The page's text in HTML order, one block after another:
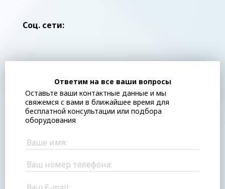
Соц. сети:
Ответим на все ваши вопросы
Оставьте ваши контактные данные и мы
свяжемся с вами в ближайшее время для
бесплатной консультации или подбора
оборудования